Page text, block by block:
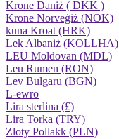
Krone Daniż ( DKK )
Krone Norveġiż (NOK)
kuna Kroat (HRK)
Lek Albaniż (KOLLHA)
LEU Moldovan (MDL)
Leu Rumen (RON)
Lev Bulgaru (BGN)
L-ewro
Lira sterlina (£)
Lira Torka (TRY)
Zloty Pollakk (PLN)